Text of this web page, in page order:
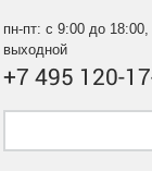
пн-пт: с 9:00 до 18:00,
выходной
+7 495 120-